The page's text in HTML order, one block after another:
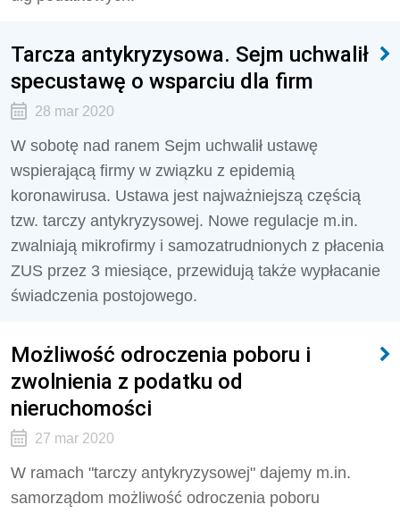
Tarcza antykryzysowa. Sejm uchwalił
specustawę o wsparciu dla firm
28 mar 2020
W sobotę nad ranem Sejm uchwalił ustawę
wspierającą firmy w związku z epidemią
koronawirusa. Ustawa jest najważniejszą częścią
tzw. tarczy antykryzysowej. Nowe regulacje m.in.
zwalniają mikrofirmy i samozatrudnionych z płacenia
ZUS przez 3 miesiące, przewidują także wypłacanie
świadczenia postojowego.
Możliwość odroczenia poboru i
zwolnienia z podatku od
nieruchomości
27 mar 2020
W ramach "tarczy antykryzysowej" dajemy m.in.
samorządom możliwość odroczenia poboru